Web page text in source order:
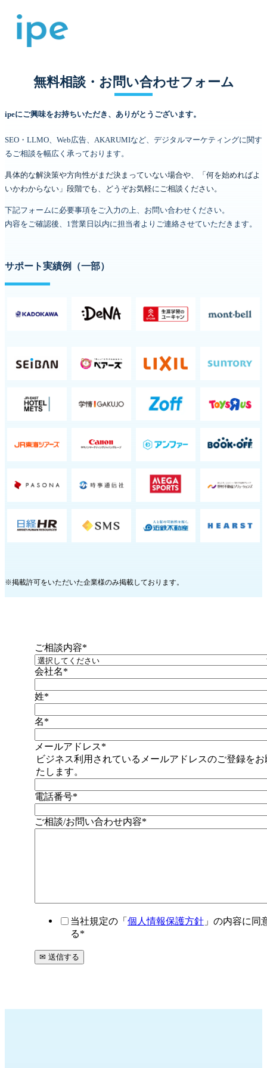
無料相談・お問い合わせフォーム
ipeにご興味をお持ちいただき、ありがとうございます。
SEO・LLMO、Web広告、AKARUMIなど、 デジタルマーケティングに関す
るご相談を幅広く承っております。
具体的な解決策や方向性がまだ決まっていない場合や、「何を始めればよ
いかわからない」段階でも、どうぞお気軽にご相談ください。
下記フォームに必要事項をご入力の上、 お問い合わせください。
内容をご確認後、1営業日以内に担当者よりご連絡させていただきます。
サポート実績例（一部）
※掲載許可をいただいた企業様のみ掲載しております。
ご相談内容*
会社名*
姓*
名*
メールアドレス*
ビジネス利用されているメールアドレスのご登録をお
たします。
電話番号*
ご相談/お問い合わせ内容*
当社規定の「 個人情報保護方針 」の内容に同
る*